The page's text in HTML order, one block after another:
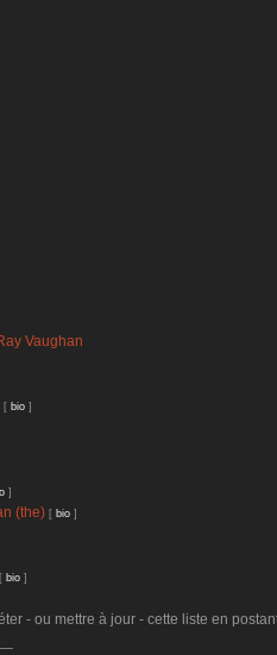
Vaughan
[ bio ]
]
(the) [ bio ]
[ bio ]
- ou mettre à jour - cette liste en